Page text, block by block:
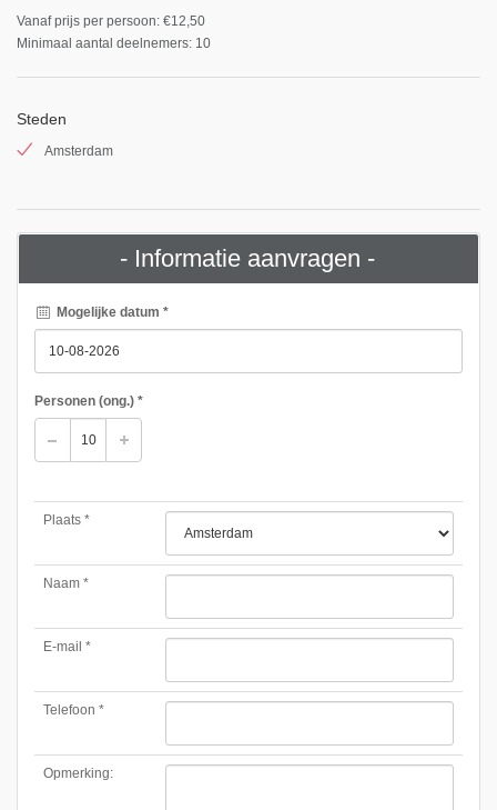
Vanaf prijs per persoon: €12,50
Minimaal aantal deelnemers: 10
Steden
Amsterdam
- Informatie aanvragen -
Mogelijke datum *
Personen (ong.) *
Plaats *
Naam *
E-mail *
Telefoon *
Opmerking: